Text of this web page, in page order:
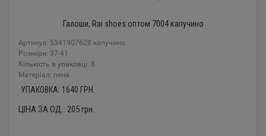
Галоши, Rai shoes оптом 7004 капучино
Артикул: 5341907628 капучино
Розміри: 37-41
Кількість в упаковці: 8
Mатеріал: пена
УПАКОВКА: 1640 ГРН.
ЦІНА ЗА ОД.: 205грн.